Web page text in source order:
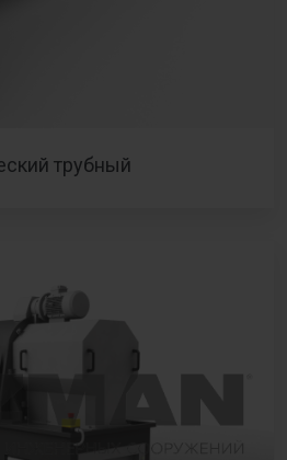
трубный